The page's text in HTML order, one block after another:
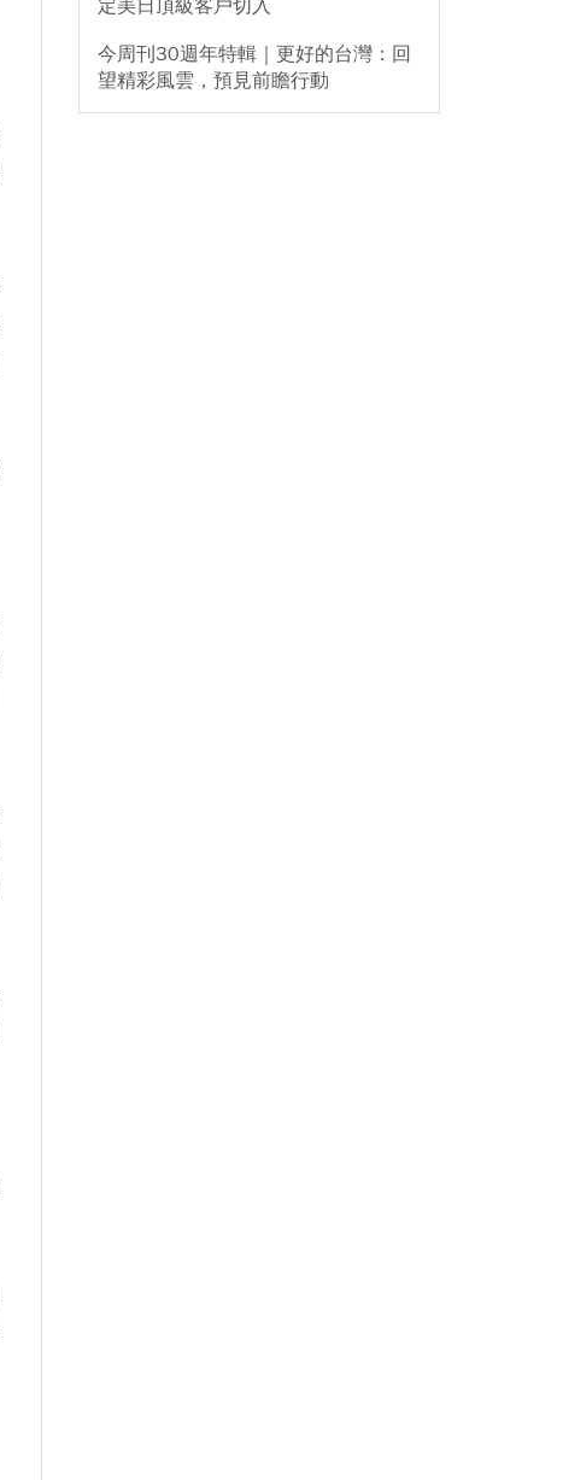
定美日頂級客戶切入
今周刊30週年特輯｜更好的台灣：回
望精彩風雲，預見前瞻行動